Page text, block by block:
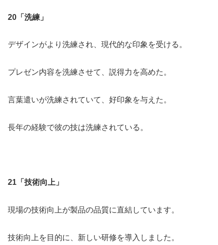
20「洗練」
デザインがより洗練され、現代的な印象を受ける。
プレゼン内容を洗練させて、説得力を高めた。
言葉遣いが洗練されていて、好印象を与えた。
長年の経験で彼の技は洗練されている。
21「技術向上」
現場の技術向上が製品の品質に直結しています。
技術向上を目的に、新しい研修を導入しました。